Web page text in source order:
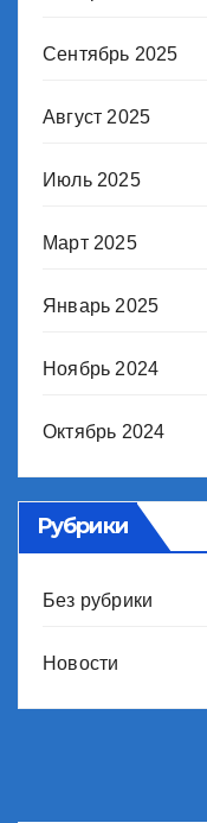
Сентябрь 2025
Август 2025
Июль 2025
Март 2025
Январь 2025
Ноябрь 2024
Октябрь 2024
Рубрики
Без рубрики
Новости